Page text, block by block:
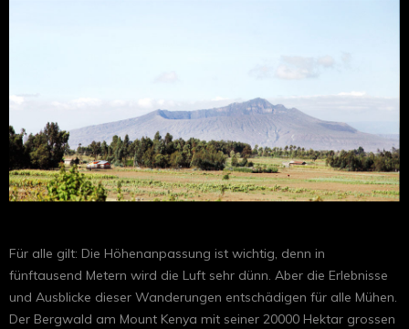
Für alle gilt: Die Höhenanpassung ist wichtig, denn in
fünftausend Metern wird die Luft sehr dünn. Aber die Erlebnisse
und Ausblicke dieser Wanderungen entschädigen für alle Mühen.
Der Bergwald am Mount Kenya mit seiner 20000 Hektar grossen